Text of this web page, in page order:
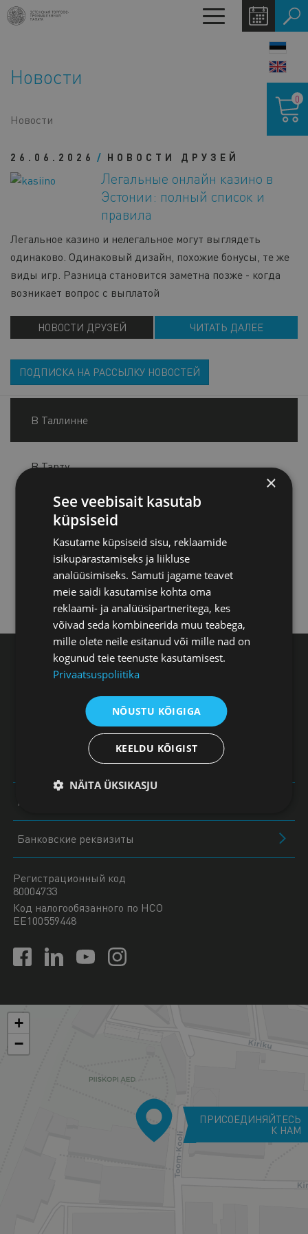
Перейти
Toggle
navigation
Новости
Новости
26.06.2026 НОВОСТИ ДРУЗЕЙ
Легальные онлайн казино в
Эстонии: полный список и
правила
Легальное казино и нелегальное могут выглядеть
одинаково. Одинаковый дизайн, похожие бонусы, те же
виды игр. Разница становится заметна позже - когда
возникает вопрос с выплатой
НОВОСТИ ДРУЗЕЙ ЧИТАТЬ ДАЛЕЕ
Корзина
0
ПОДПИСКА НА РАССЫЛКУ НОВОСТЕЙ
В Таллинне
В Тарту
В Пярну
В Йыхви
В Курессааре
Эстонская торгово-промышленная палата,
Тоом-Кооли 17 10130, Таллинн
+372 604 0060
koda@koda.ee
Контакты работников
Банковские реквизиты
Регистрационный код
80004733
Код налогообязанного по НСО
EE100559448
+
−
ПРИСОЕДИНЯЙТЕСЬ
К НАМ
×
See veebisait kasutab
küpsiseid
Kasutame küpsiseid sisu, reklaamide
isikupärastamiseks ja liikluse
analüüsimiseks. Samuti jagame teavet
meie saidi kasutamise kohta oma
reklaami- ja analüüsipartneritega, kes
võivad seda kombineerida muu teabega,
mille olete neile esitanud või mille nad on
kogunud teie teenuste kasutamisest.
Privaatsuspoliitika
NÕUSTU KÕIGIGA
KEELDU KÕIGIST
NÄITA ÜKSIKASJU